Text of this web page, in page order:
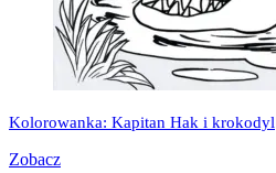
Kolorowanka: Kapitan Hak i krokodyl
Zobacz